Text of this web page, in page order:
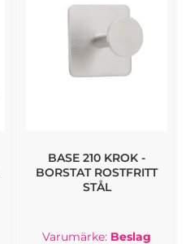
BASE 210 KROK -
BORSTAT ROSTFRITT
STÅL
Varumärke: Beslag